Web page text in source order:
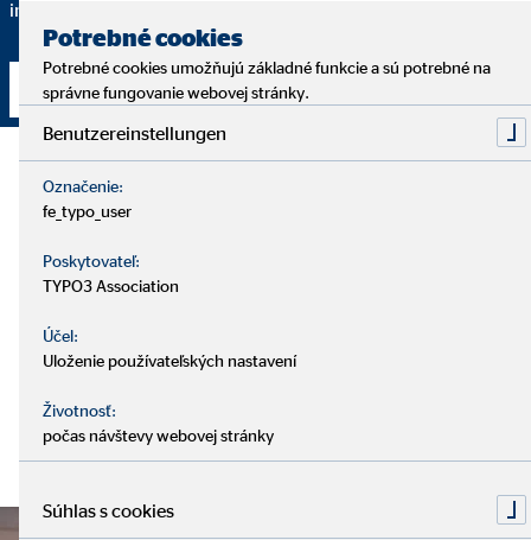
individuálne požiadavky.
Nadviazať kontakt
Potrebné cookies
Potrebné cookies umožňujú základné funkcie a sú potrebné na
správne fungovanie webovej stránky.
Benutzereinstellungen
Označenie:
fe_typo_user
Poskytovateľ:
TYPO3 Association
Účel:
Uloženie používateľských nastavení
Životnosť:
počas návštevy webovej stránky
Súhlas s cookies